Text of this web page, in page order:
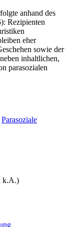
anhand des
Rezipienten
eher
sowie der
inhaltlichen,
parasozialen
Parasoziale
k.A.)